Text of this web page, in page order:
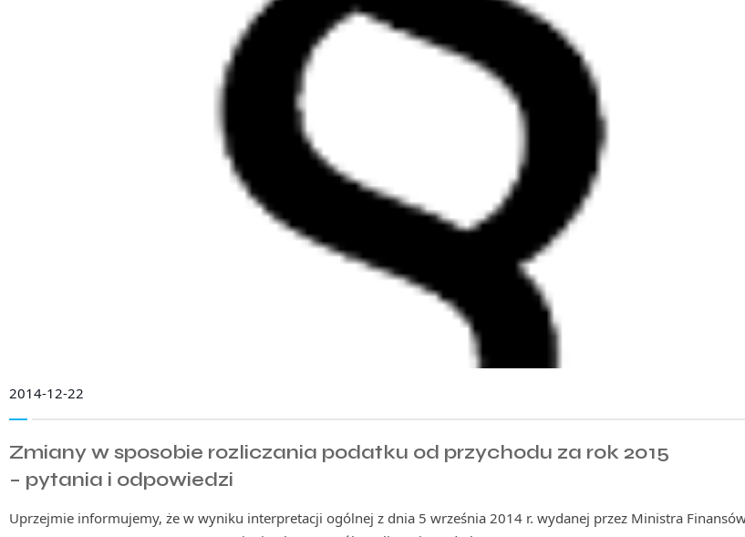
2014-12-22
Zmiany w sposobie rozliczania podatku od przychodu za rok 2015
– pytania i odpowiedzi
Uprzejmie informujemy, że w wyniku interpretacji ogólnej z dnia 5 września 2014 r. wydanej przez Ministra